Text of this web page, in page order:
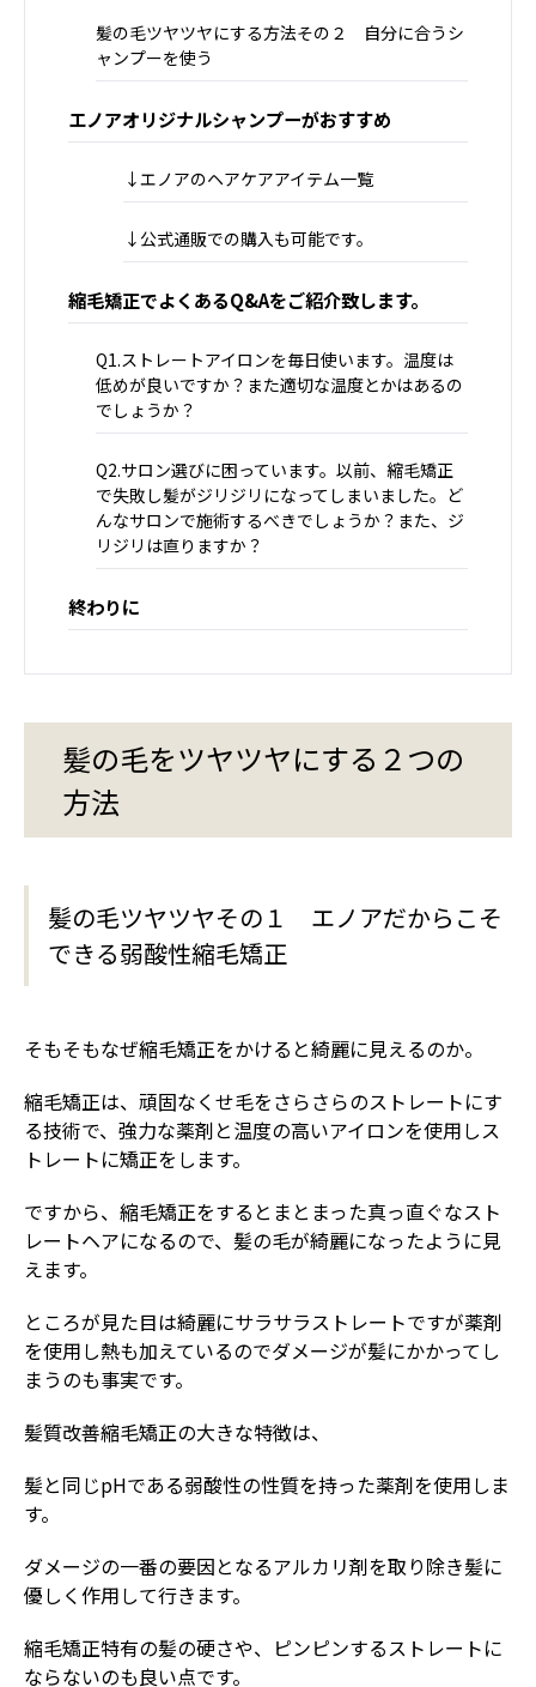
髪の毛ツヤツヤにする方法その２ 自分に合うシ
ャンプーを使う
エノアオリジナルシャンプーがおすすめ
↓エノアのヘアケアアイテム一覧
↓公式通販での購入も可能です。
縮毛矯正でよくあるQ&Aをご紹介致します。
Q1.ストレートアイロンを毎日使います。温度は
低めが良いですか？また適切な温度とかはあるの
でしょうか？
Q2.サロン選びに困っています。以前、縮毛矯正
で失敗し髪がジリジリになってしまいました。ど
んなサロンで施術するべきでしょうか？また、ジ
リジリは直りますか？
終わりに
髪の毛をツヤツヤにする２つの
方法
髪の毛ツヤツヤその１ エノアだからこそ
できる弱酸性縮毛矯正
そもそもなぜ縮毛矯正をかけると綺麗に見えるのか。
縮毛矯正は、頑固なくせ毛をさらさらのストレートにす
る技術で、強力な薬剤と温度の高いアイロンを使用しス
トレートに矯正をします。
ですから、縮毛矯正をするとまとまった真っ直ぐなスト
レートヘアになるので、髪の毛が綺麗になったように見
えます。
ところが見た目は綺麗にサラサラストレートですが薬剤
を使用し熱も加えているのでダメージが髪にかかってし
まうのも事実です。
髪質改善縮毛矯正の大きな特徴は、
髪と同じpHである弱酸性の性質を持った薬剤を使用しま
す。
ダメージの一番の要因となるアルカリ剤を取り除き髪に
優しく作用して行きます。
縮毛矯正特有の髪の硬さや、ピンピンするストレートに
ならないのも良い点です。